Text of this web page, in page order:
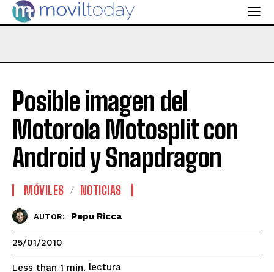
Posible imagen del
Motorola Motosplit con
Android y Snapdragon
MÓVILES NOTICIAS
AUTOR: Pepu Ricca
25/01/2010
Less than 1 min. lectura